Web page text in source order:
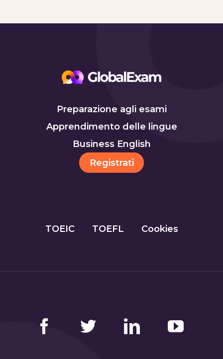
Preparazione agli esami
Apprendimento delle lingue
Business English
Registrati
TOEIC TOEFL Cookies